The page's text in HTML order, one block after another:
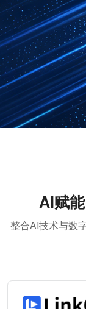
AI赋
整合AI技术与数